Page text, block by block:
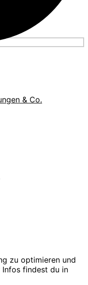
& Co.
zu optimieren und
Infos findest du in